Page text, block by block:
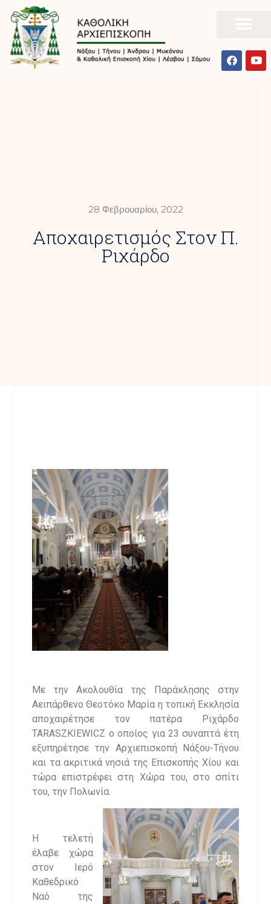
28 Φεβρουαρίου, 2022
Αποχαιρετισμός Στον Π.
Ριχάρδο
Με την Ακολουθία της Παράκλησης στην
Αειπάρθενο Θεοτόκο Μαρία η τοπική Εκκλησία
αποχαιρέτησε τον πατέρα Ριχάρδο
TARASZKIEWICZ ο οποίος για 23 συναπτά έτη
εξυπηρέτησε την Αρχιεπισκοπή Νάξου-Τήνου
και τα ακριτικά νησιά της Επισκοπής Χίου και
τώρα επιστρέφει στη Χώρα του, στο σπίτι
του, την Πολωνία.
Η τελετή
έλαβε χώρα
στον Ιερό
Καθεδρικό
Ναό της